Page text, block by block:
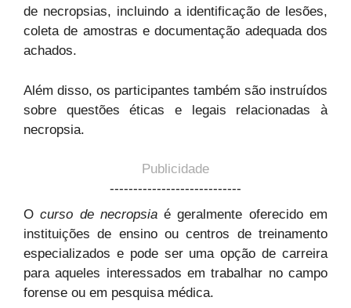
de necropsias, incluindo a identificação de lesões,
coleta de amostras e documentação adequada dos
achados.
Além disso, os participantes também são instruídos
sobre questões éticas e legais relacionadas à
necropsia.
Publicidade
----------------------------
Ocurso de necropsiaé geralmente oferecido em
instituições de ensino ou centros de treinamento
especializados e pode ser uma opção de carreira
para aqueles interessados em trabalhar no campo
forense ou em pesquisa médica.